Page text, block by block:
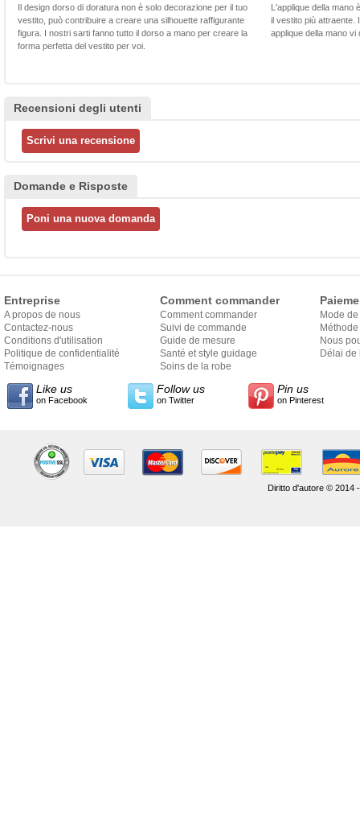
Il design dorso di doratura non è solo decorazione per il tuo
vestito, può contribuire a creare una silhouette raffigurante
figura. I nostri sarti fanno tutto il dorso a mano per creare la
forma perfetta del vestito per voi.
L'applique della mano
il vestito più attraente.
applique della mano
Recensioni degli utenti
Domande e Risposte
Entreprise
A propos de nous
Contactez-nous
Conditions d'utilisation
Politique de confidentialité
Témoignages
Comment commander
Comment commander
Suivi de commande
Guide de mesure
Santé et style guidage
Soins de la robe
Mode
Nous
Délai de
Like us
on Facebook
Follow us
on Twitter
Pin us
on Pinterest
Diritto d'autore © 2014